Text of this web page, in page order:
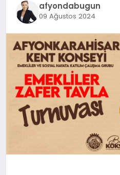
SPOR
YAŞAM
afyondabugun
09 Ağustos 2024